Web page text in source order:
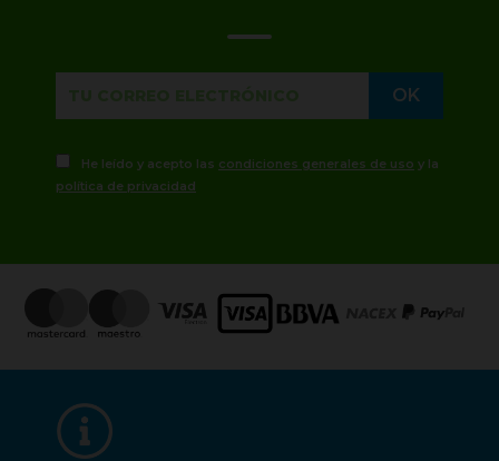
He leído y acepto las condiciones generales de uso y la
política de privacidad